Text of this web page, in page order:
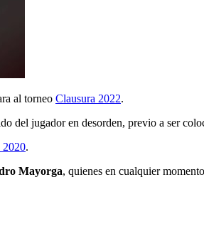
al torneo Clausura 2022.
del jugador en desorden, previo a ser
2020.
Mayorga, quienes en cualquier